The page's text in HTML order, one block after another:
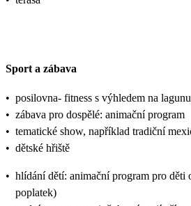
Sport a zábava
• posilovna- fitness s výhledem na lagunu
• zábava pro dospělé: animační program
• tematické show, například tradiční
• dětské hřiště
• hlídání dětí: animační program pro děti
poplatek)